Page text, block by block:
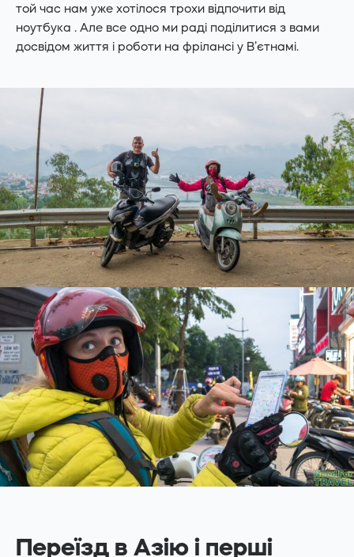
той час нам уже хотілося трохи відпочити від
ноутбука . Але все одно ми раді поділитися з вами
досвідом життя і роботи на фрілансі у В’єтнамі.
Переїзд в Азію і перші